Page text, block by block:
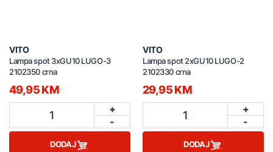
VITO
Lampa spot 3xGU10 LUGO-3
2102350 crna
49,95 KM
1
+
-
DODAJ
VITO
Lampa spot 2xGU10 LUGO-2
2102330 crna
29,95 KM
1
+
-
DODAJ